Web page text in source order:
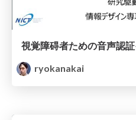
視覚障碍者ための音声認
ryokanakai